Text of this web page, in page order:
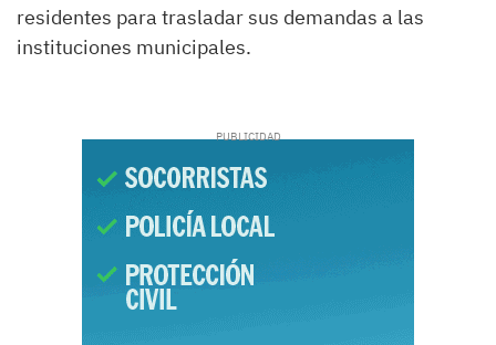
residentes para trasladar sus demandas a las
instituciones municipales.